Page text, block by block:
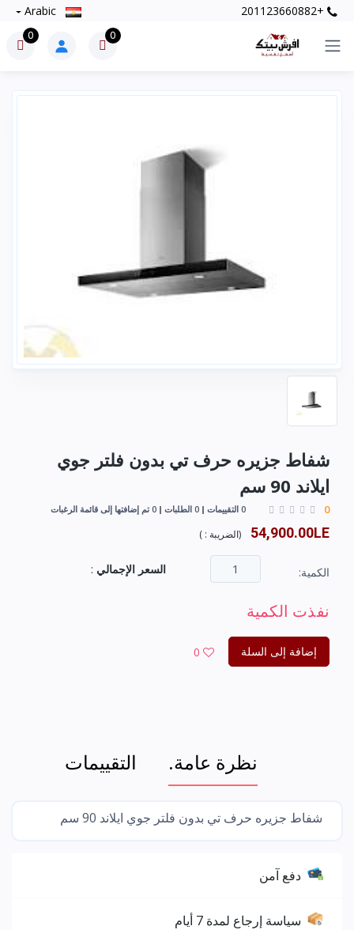
+201123660882
0
0
شفاط جزیره حرف تي بدون فلتر جوي
ایلاند 90 سم
0 0 التقييمات 0 الطلبات 0 تم إضافتها إلى قائمة الرغبات
54,900.00LE
(الضريبة : )
الكمية: السعر الإجمالي :
نفذت الكمية
إضافة إلى السلة 0
نظرة عامة. التقييمات
شفاط جزیره حرف تي بدون فلتر جوي ایلاند 90 سم
دفع آمن
سياسة إرجاع لمدة 7 أيام